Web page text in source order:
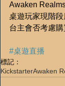
Awaken
桌遊玩家現階
台主會否考慮
#桌遊直播
標記：
KickstarterAwaken